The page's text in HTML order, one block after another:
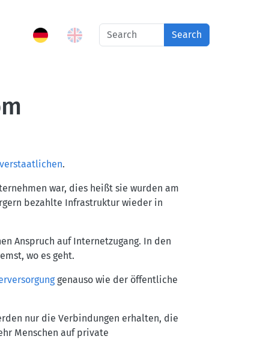
Search
.
war, dies heißt sie wurden am
bezahlte Infrastruktur wieder in
Anspruch auf Internetzugang. In den
wo es geht.
genauso wie der öffentliche
nur die Verbindungen erhalten, die
Menschen auf private